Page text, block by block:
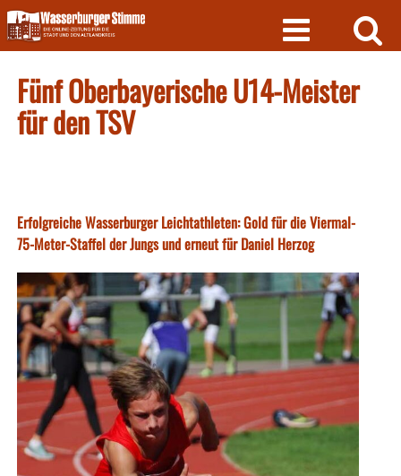
Skip
to
content
Fünf Oberbayerische U14-Meister
für den TSV
Erfolgreiche Wasserburger Leichtathleten: Gold für die Viermal-
75-Meter-Staffel der Jungs und erneut für Daniel Herzog